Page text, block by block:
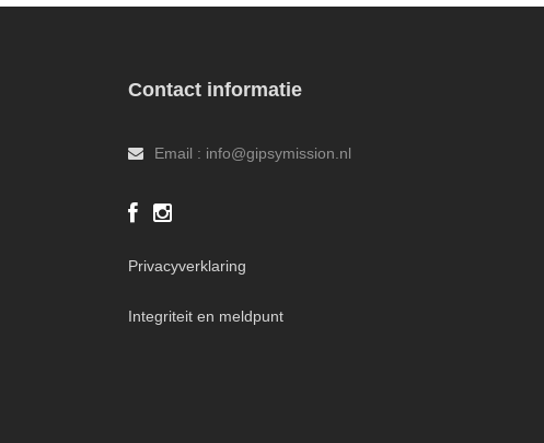
Contact informatie
Email : info@gipsymission.nl
Privacyverklaring
Integriteit en meldpunt